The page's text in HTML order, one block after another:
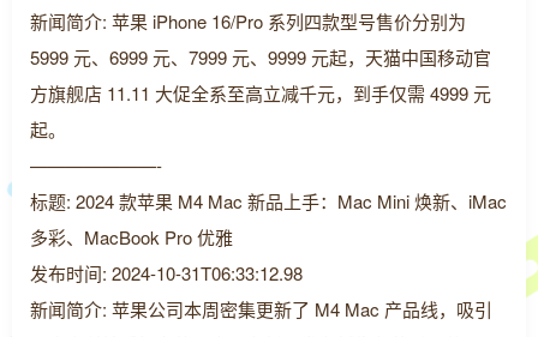
新闻简介: 苹果 iPhone 16/Pro 系列四款型号售价分别为
5999 元、6999 元、7999 元、9999 元起，天猫中国移动官
方旗舰店 11.11 大促全系至高立减千元，到手仅需 4999 元
起。
———————-
标题: 2024 款苹果 M4 Mac 新品上手：Mac Mini 焕新、iMac
多彩、MacBook Pro 优雅
发布时间: 2024-10-31T06:33:12.98
新闻简介: 苹果公司本周密集更新了 M4 Mac 产品线，吸引